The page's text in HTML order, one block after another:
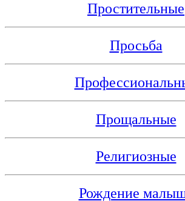
Простительные
Просьба
Прощальные
Религиозные
Рождение